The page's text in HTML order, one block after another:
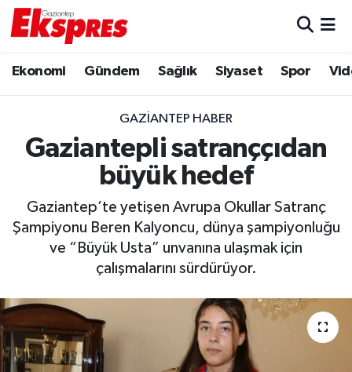
Ekonomi Gündem Sağlık Siyaset Spor
GAZIANTEP HABER
Gaziantepli satranççıdan
büyük hedef
Gaziantep’te yetişen Avrupa Okullar Satranç
Şampiyonu Beren Kalyoncu, dünya şampiyonluğu
ve “Büyük Usta” unvanına ulaşmak için
çalışmalarını sürdürüyor.
Ekonomi
Gaziantep son dakika
Gündem
Haberler
Kültür Sanat
Magazin
Trafik Durumu
Puan Durumu ve Fikstür
Tüm Manşetler
Son Dakika Haberleri
Haber Arşivi